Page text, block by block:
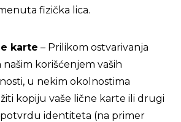
fizička lica.
karte – Prilikom ostvarivanja
našim korišćenjem vaših
u nekim okolnostima
kopiju vaše lične karte ili drugi
identiteta (na primer